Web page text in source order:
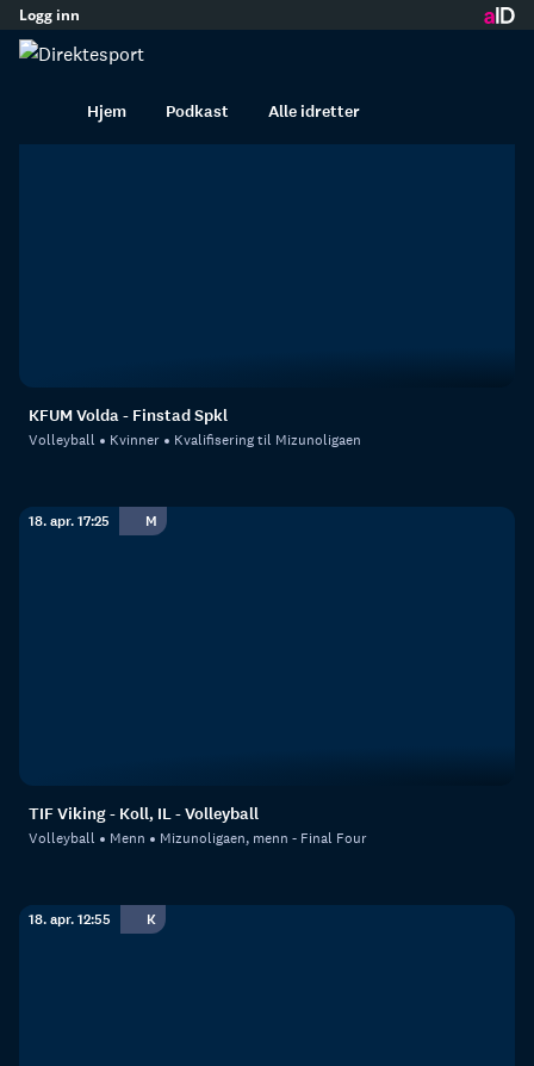
innhold
Logg inn
Hjem Podkast Alle idretter
Volleyball i opptak
19. apr. 11:55
KFUM Volda - Finstad Spkl
Volleyball Kvinner Kvalifisering til Mizunoligaen
18. apr. 17:25 M
TIF Viking - Koll, IL - Volleyball
Volleyball Menn Mizunoligaen, menn - Final Four
18. apr. 12:55 K